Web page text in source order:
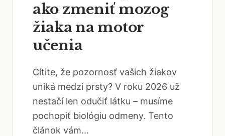
ako zmeniť mozog
žiaka na motor
učenia
Cítite, že pozornosť vašich žiakov
uniká medzi prsty? V roku 2026 už
nestačí len odučiť látku – musíme
pochopiť biológiu odmeny. Tento
článok vám...